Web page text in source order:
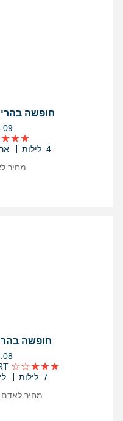
חופשה
4 לילות
מחיר
חופשה
7 לילות
מחיר